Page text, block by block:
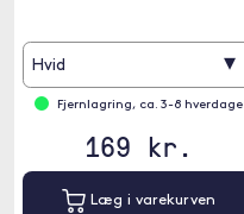
Hvid ▾
Fjernlagring, ca. 3-8 hverdage
169 kr.
Læg i varekurven